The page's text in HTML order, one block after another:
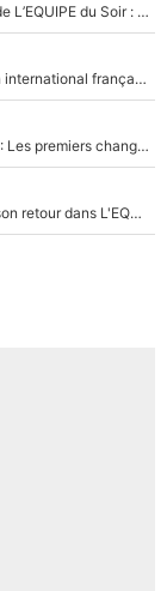
Johan Micoud en conflit avec un autre chroniqueur de L’EQUIPE du Soir : «Pendant un moment, je ne les ai pas remis ensemble dans l'émission»
Proche de rejoindre Bruno Genesio à l'OM, un ancien international français va finalement débarquer... sur RMC !
«Il y a probablement besoin de changer des choses» : Les premiers changements de Zinedine Zidane en équipe de France sont révélés ?
France Pierron sur La Chaîne L'EQUIPE : La date de son retour dans L'EQUIPE de Choc est connue... et c'était très attendu